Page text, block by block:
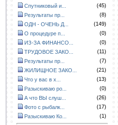
Спутниковый и...
(45)
Результаты пр...
(8)
ОДН - ОЧЕНЬ Д...
(149)
О процедуре п...
(0)
ИЗ-ЗА ФИНАНСО...
(0)
ТРУДОВОЕ ЗАКО...
(11)
Результаты пр...
(7)
ЖИЛИЩНОЕ ЗАКО...
(21)
Что у вас в х...
(13)
Разыскиваю ро...
(0)
А что ВЫ слуш...
(26)
Фото с рыбалк...
(17)
Разыскиваю Ко...
(1)